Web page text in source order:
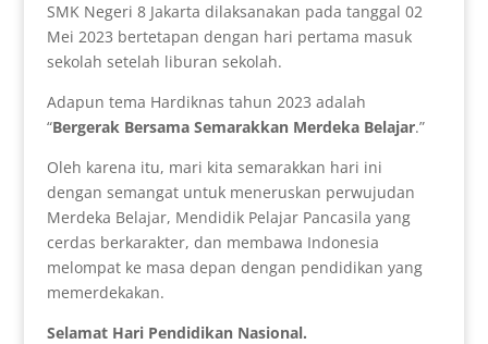
SMK Negeri 8 Jakarta dilaksanakan pada tanggal 02
Mei 2023 bertetapan dengan hari pertama masuk
sekolah setelah liburan sekolah.
Adapun tema Hardiknas tahun 2023 adalah
“Bergerak Bersama Semarakkan Merdeka Belajar.”
Oleh karena itu, mari kita semarakkan hari ini
dengan semangat untuk meneruskan perwujudan
Merdeka Belajar, Mendidik Pelajar Pancasila yang
cerdas berkarakter, dan membawa Indonesia
melompat ke masa depan dengan pendidikan yang
memerdekakan.
Selamat Hari Pendidikan Nasional.